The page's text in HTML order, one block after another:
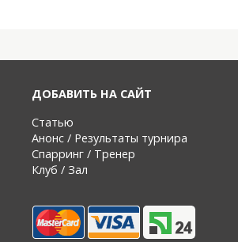
ДОБАВИТЬ НА САЙТ
Статью
Анонс / Результаты турнира
Спарринг / Тренер
Клуб / Зал